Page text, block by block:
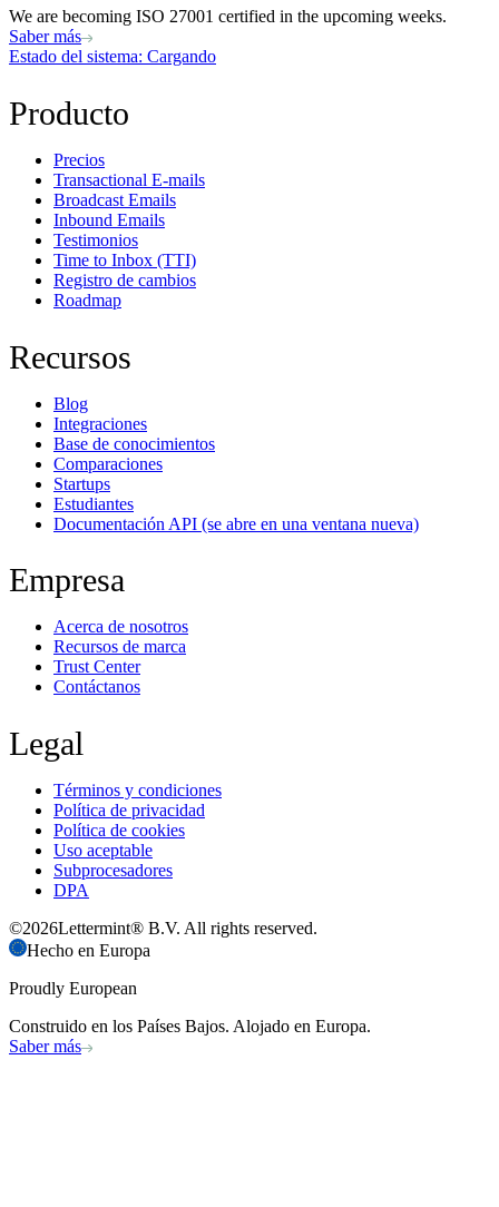
We are becoming ISO 27001 certified in the upcoming weeks.
Saber más
Estado del sistema: Cargando
Producto
Precios
Transactional E-mails
Broadcast Emails
Inbound Emails
Testimonios
Time to Inbox (TTI)
Registro de cambios
Roadmap
Recursos
Blog
Integraciones
Base de conocimientos
Comparaciones
Startups
Estudiantes
Documentación API (se abre en una ventana nueva)
Empresa
Acerca de nosotros
Recursos de marca
Trust Center
Contáctanos
Legal
Términos y condiciones
Política de privacidad
Política de cookies
Uso aceptable
Subprocesadores
DPA
©2026Lettermint® B.V. All rights reserved.
Hecho en Europa
Proudly European
Construido en los Países Bajos. Alojado en Europa.
Saber más